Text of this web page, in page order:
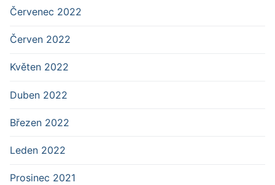
Červenec 2022
Červen 2022
Květen 2022
Duben 2022
Březen 2022
Leden 2022
Prosinec 2021